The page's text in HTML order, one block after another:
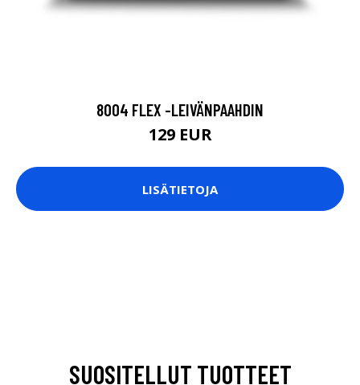
8004 FLEX -LEIVÄNPAAHDIN
129 EUR
LISÄTIETOJA
SUOSITELLUT TUOTTEET